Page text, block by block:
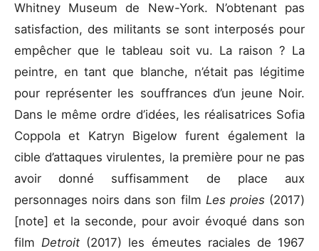
Whitney Museum de New-York. N’obtenant pas
satisfaction, des militants se sont interposés pour
empêcher que le tableau soit vu. La raison ? La
peintre, en tant que blanche, n’était pas légitime
pour représenter les souffrances d’un jeune Noir.
Dans le même ordre d’idées, les réalisatrices Sofia
Coppola et Katryn Bigelow furent également la
cible d’attaques virulentes, la première pour ne pas
avoir donné suffisamment de place aux
personnages noirs dans son film Les proies (2017)
[note] et la seconde, pour avoir évoqué dans son
filmDetroit (2017) les émeutes raciales de 1967